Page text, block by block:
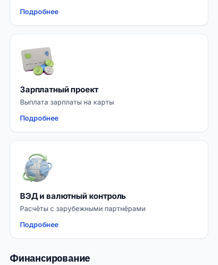
Подробнее
Зарплатный проект
Выплата зарплаты на карты
Подробнее
ВЭД и валютный контроль
Расчёты с зарубежными партнёрами
Подробнее
Финансирование